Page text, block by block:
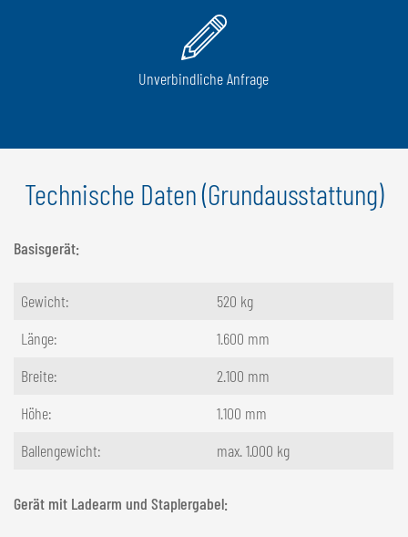
Unverbindliche Anfrage
Technische Daten (Grundausstattung)
Basisgerät:
Gewicht:
520 kg
Länge:
1.600 mm
Breite:
2.100 mm
Höhe:
1.100 mm
Ballengewicht:
max. 1.000 kg
Gerät mit Ladearm und Staplergabel: